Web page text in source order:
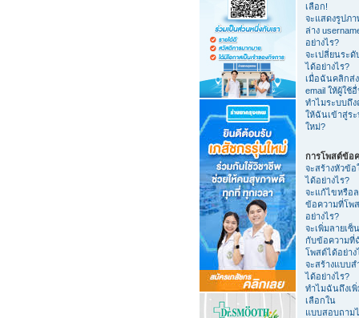
เลือก!
จะแสดงรูปภ
ล่าง
อย่างไร?
จะเปลี่ยนระ
ได้อย่างไร?
เมื่อฉันคลิกส่ง
email ให้ผู้ใช้
ทำไมระบบถึง
ให้ฉันเข้าสู่ร
ใหม่?
การโพสต์ข้อ
จะสร้างหัวข้อ
ได้อย่างไร?
จะแก้ไขหรือ
ข้อความที่โพ
อย่างไร?
จะเพิ่มลายเซ็
กับข้อความที่
โพสต์ได้อย่าง
จะสร้างแบบส
ได้อย่างไร?
ทำไมฉันถึงเ
เลือกใน
แบบสอบถาม